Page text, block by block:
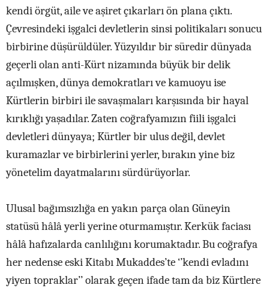
kendi örgüt, aile ve aşiret çıkarları ön plana çıktı.
Çevresindeki işgalci devletlerin sinsi politikaları sonucu
birbirine düşürüldüler. Yüzyıldır bir süredir dünyada
geçerli olan anti-Kürt nizamında büyük bir delik
açılmışken, dünya demokratları ve kamuoyu ise
Kürtlerin birbiri ile savaşmaları karşısında bir hayal
kırıklığı yaşadılar. Zaten coğrafyamızın fiili işgalci
devletleri dünyaya; Kürtler bir ulus değil, devlet
kuramazlar ve birbirlerini yerler, bırakın yine biz
yönetelim dayatmalarını sürdürüyorlar.
Ulusal bağımsızlığa en yakın parça olan Güneyin
statüsü hâlâ yerli yerine oturmamıştır. Kerkük faciası
hâlâ hafızalarda canlılığını korumaktadır. Bu coğrafya
her nedense eski Kitabı Mukaddes’te ‘’kendi evladını
yiyen topraklar’’ olarak geçen ifade tam da biz Kürtlere